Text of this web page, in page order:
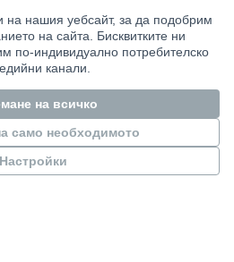
на нашия уебсайт, за да подобрим
на сайта. Бисквитките ни
по-индивидуално потребителско
канали.
на всичко
само необходимото
Настройки
linguaИзбери езикΕπιλογή γλώσσας